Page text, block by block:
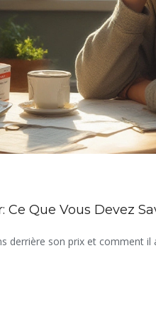
Que Vous Devez
derrière son prix et comment